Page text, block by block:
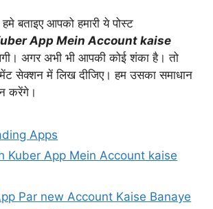
बताइए आपको हमारी ये पोस्ट
App Mein Account kaise
अगर अभी भी आपकी कोई शंका है। तो
सेक्शन में लिख दीजिए। हम उसका समाधान
करेंगे।
Apps
Kuber App Mein Account kaise
Par new Account Kaise Banaye